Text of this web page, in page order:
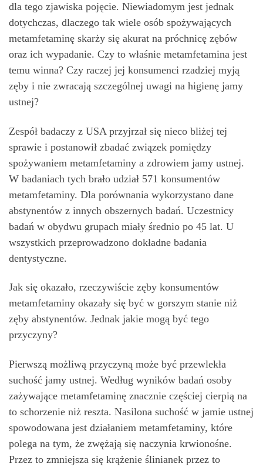
dla tego zjawiska pojęcie. Niewiadomym jest jednak
dotychczas, dlaczego tak wiele osób spożywających
metamfetaminę skarży się akurat na próchnicę zębów
oraz ich wypadanie. Czy to właśnie metamfetamina jest
temu winna? Czy raczej jej konsumenci rzadziej myją
zęby i nie zwracają szczególnej uwagi na higienę jamy
ustnej?
Zespół badaczy z USA przyjrzał się nieco bliżej tej
sprawie i postanowił zbadać związek pomiędzy
spożywaniem metamfetaminy a zdrowiem jamy ustnej.
W badaniach tych brało udział 571 konsumentów
metamfetaminy. Dla porównania wykorzystano dane
abstynentów z innych obszernych badań. Uczestnicy
badań w obydwu grupach miały średnio po 45 lat. U
wszystkich przeprowadzono dokładne badania
dentystyczne.
Jak się okazało, rzeczywiście zęby konsumentów
metamfetaminy okazały się być w gorszym stanie niż
zęby abstynentów. Jednak jakie mogą być tego
przyczyny?
Pierwszą możliwą przyczyną może być przewlekła
suchość jamy ustnej. Według wyników badań osoby
zażywające metamfetaminę znacznie częściej cierpią na
to schorzenie niż reszta. Nasilona suchość w jamie ustnej
spowodowana jest działaniem metamfetaminy, które
polega na tym, że zwężają się naczynia krwionośne.
Przez to zmniejsza się krążenie ślinianek przez to